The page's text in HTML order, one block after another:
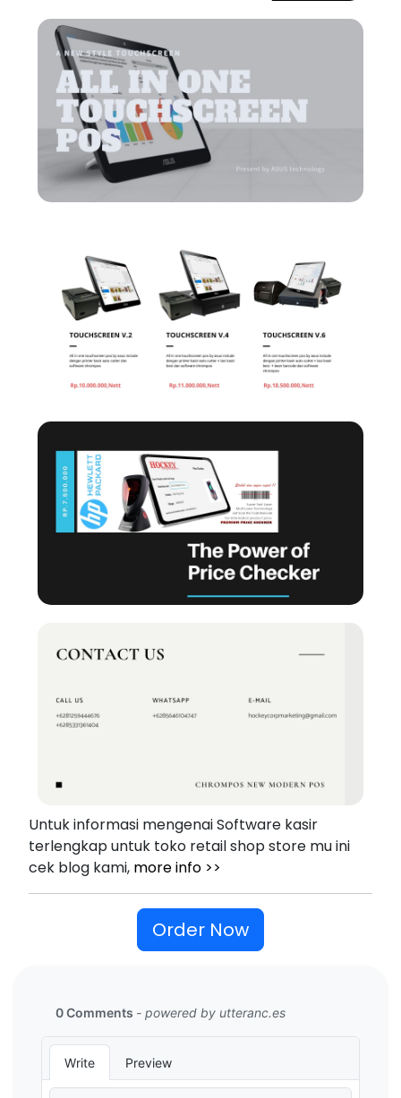
Untuk informasi mengenai Software kasir
terlengkap untuk toko retail shop store mu ini
cek blog kami, more info >>
Order Now